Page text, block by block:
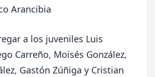
Arancibia
a los juveniles Luis
Carreño, Moisés González,
Gastón Zúñiga y Cristian